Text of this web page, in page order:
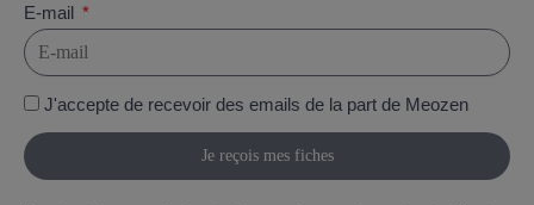
E-mail
J'accepte de recevoir des emails de la part de Meozen
Je reçois mes fiches